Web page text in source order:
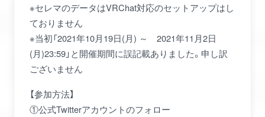
※セレマのデータはVRChat対応のセットアップはし
ておりません
※当初「2021年10月19日(月) ～ 2021年11月2日
(月)23:59」と開催期間に誤記載ありました。申し訳
ございません
【参加方法】
①公式Twitterアカウントのフォロー